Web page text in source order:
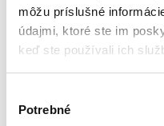
môžu príslušné
údajmi, ktoré ste im
keď ste používali ich
súhlasu
Potrebné